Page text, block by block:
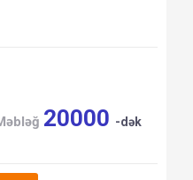
20000 -dək